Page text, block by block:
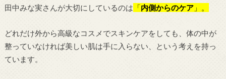
田中みな実さんが大切にしているのは 「内側からのケア」。
どれだけ外から高級なコスメでスキンケアをしても、体の中が
整っていなければ美しい肌は手に入らない、という考えを持っ
ています。